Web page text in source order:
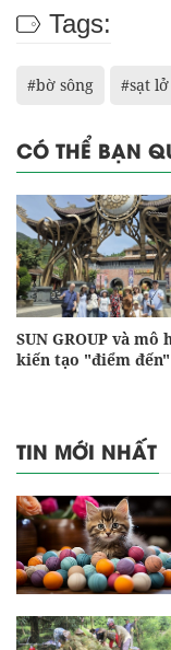
Tags:
#bờ sông #sạt lở
CÓ THỂ BẠN
SUN GROUP và mô
kiến tạo "điểm đến"
TIN MỚI NHẤT